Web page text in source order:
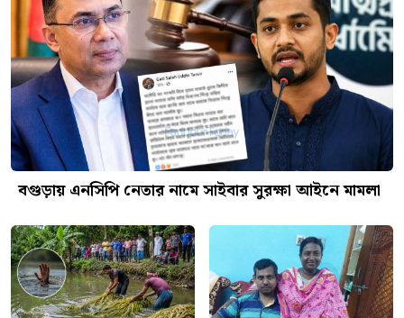
বগুড়ায় এনসিপি নেতার নামে সাইবার সুরক্ষা আইনে মামলা